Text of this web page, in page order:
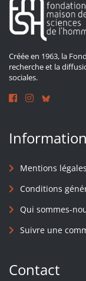
Créée en 1963, la
recherche et la
sociales.
Mentions légales
Conditions
Qui sommes-
Suivre une
Contact